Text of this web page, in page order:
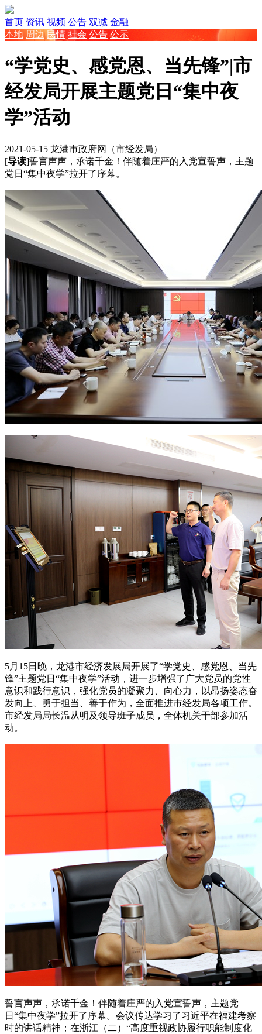
首页 资讯 视频 公告 双减 金融
本地 周边 民情 社会 公告 公示
“学党史、感党恩、当先锋”|市
经发局开展主题党日“集中夜
学”活动
2021-05-15 龙港市政府网（市经发局）
[导读]誓言声声，承诺千金！伴随着庄严的入党宣誓声，主题
党日“集中夜学”拉开了序幕。
5月15日晚，龙港市经济发展局开展了“学党史、感党恩、当先
锋”主题党日“集中夜学”活动，进一步增强了广大党员的党性
意识和践行意识，强化党员的凝聚力、向心力，以昂扬姿态奋
发向上、勇于担当、善于作为，全面推进市经发局各项工作。
市经发局局长温从明及领导班子成员，全体机关干部参加活
动。
誓言声声，承诺千金！伴随着庄严的入党宣誓声，主题党
日“集中夜学”拉开了序幕。会议传达学习了习近平在福建考察
时的讲话精神；在浙江（二）“高度重视政协履行职能制度化